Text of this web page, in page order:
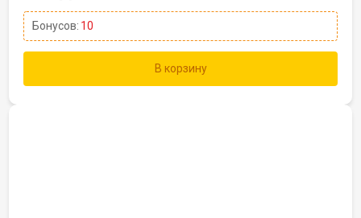
Бонусов: 10
В корзину